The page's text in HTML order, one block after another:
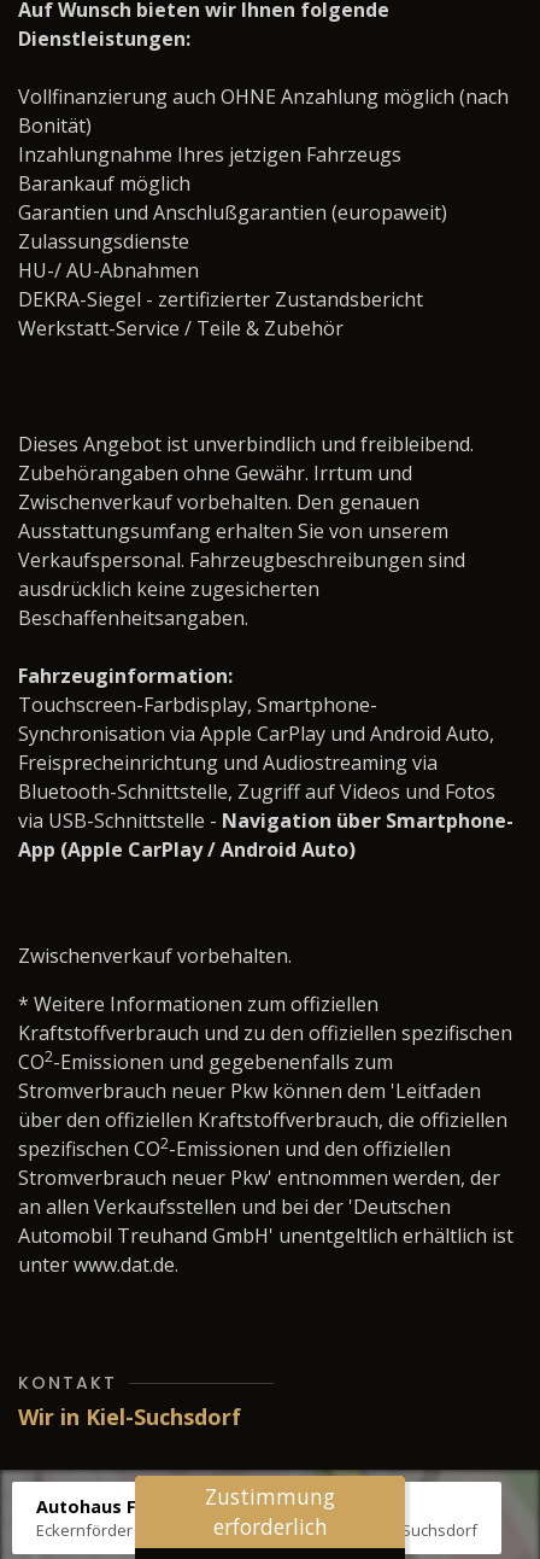
Auf Wunsch bieten wir Ihnen folgende
Dienstleistungen:
Vollfinanzierung auch OHNE Anzahlung möglich (nach
Bonität)
Inzahlungnahme Ihres jetzigen Fahrzeugs
Barankauf möglich
Garantien und Anschlußgarantien (europaweit)
Zulassungsdienste
HU-/ AU-Abnahmen
DEKRA-Siegel - zertifizierter Zustandsbericht
Werkstatt-Service / Teile & Zubehör ­­­­­­­­­­­­­­­­
Dieses Angebot ist unverbindlich und freibleibend.
Zubehörangaben ohne Gewähr. Irrtum und
Zwischenverkauf vorbehalten. Den genauen
Ausstattungsumfang erhalten Sie von unserem
Verkaufspersonal. Fahrzeugbeschreibungen sind
ausdrücklich keine zugesicherten
Beschaffenheitsangaben.
Fahrzeuginformation:
Touchscreen-Farbdisplay, Smartphone-
Synchronisation via Apple CarPlay und Android Auto,
Freisprecheinrichtung und Audiostreaming via
Bluetooth-Schnittstelle, Zugriff auf Videos und Fotos
via USB-Schnittstelle - Navigation über Smartphone-
App (Apple CarPlay / Android Auto)
Zwischenverkauf vorbehalten.
* Weitere Informationen zum offiziellen
Kraftstoffverbrauch und zu den offiziellen spezifischen
CO2-Emissionen und gegebenenfalls zum
Stromverbrauch neuer Pkw können dem 'Leitfaden
über den offiziellen Kraftstoffverbrauch, die offiziellen
spezifischen CO2-Emissionen und den offiziellen
Stromverbrauch neuer Pkw' entnommen werden, der
an allen Verkaufsstellen und bei der 'Deutschen
Automobil Treuhand GmbH' unentgeltlich erhältlich ist
unter www.dat.de.
KONTAKT
Wir in Kiel-Suchsdorf
Autohaus Fräter
Eckernförder Str. /Klausbrooker Weg 1, 24107 Kiel-Suchsdorf
Zustimmung
erforderlich